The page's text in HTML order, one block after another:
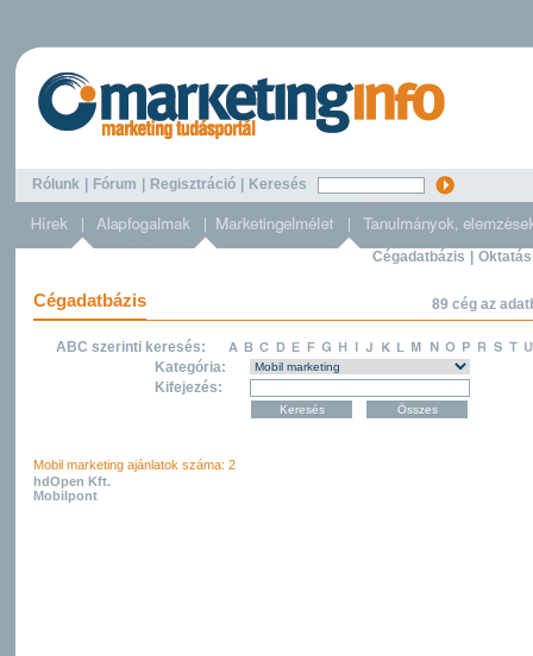
Rólunk Fórum Regisztráció Keresés
Cégadatbázis Oktatás
Cégadatbázis 89 cég az
ABC szerinti keresés:
Kategória:
Kifejezés:
Mobil marketing ajánlatok száma: 2
hdOpen Kft.
Mobilpont